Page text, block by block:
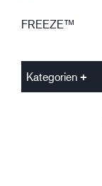
FREEZE™
Kategorien